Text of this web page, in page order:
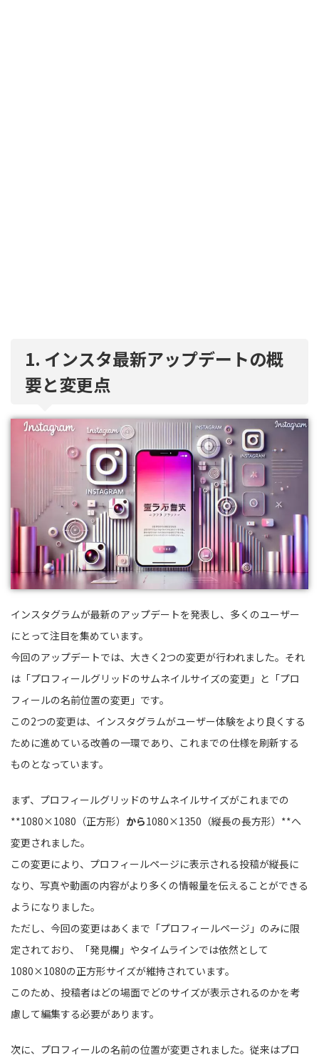
1. インスタ最新アップデートの概
要と変更点
インスタグラムが最新のアップデートを発表し、多くのユーザー
にとって注目を集めています。
今回のアップデートでは、大きく2つの変更が行われました。それ
は「プロフィールグリッドのサムネイルサイズの変更」と「プロ
フィールの名前位置の変更」です。
この2つの変更は、インスタグラムがユーザー体験をより良くする
ために進めている改善の一環であり、これまでの仕様を刷新する
ものとなっています。
まず、プロフィールグリッドのサムネイルサイズがこれまでの
**1080×1080（正方形） から1080×1350（縦長の長方形）**へ
変更されました。
この変更により、プロフィールページに表示される投稿が縦長に
なり、写真や動画の内容がより多くの情報量を伝えることができる
ようになりました。
ただし、今回の変更はあくまで「プロフィールページ」のみに限
定されており、「発見欄」やタイムラインでは依然として
1080×1080の正方形サイズが維持されています。
このため、投稿者はどの場面でどのサイズが表示されるのかを考
慮して編集する必要があります。
次に、プロフィールの名前の位置が変更されました。従来はプロ